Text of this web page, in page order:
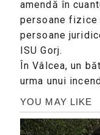
amendă în
persoane fizice
persoane
ISU Gorj.
În Vâlcea, un
urma unui